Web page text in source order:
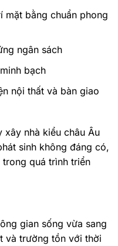
mặt bằng chuẩn phong
ngân sách
bạch
nội thất và bàn giao
nhà kiểu châu Âu
sinh không đáng có,
quá trình triển
gian sống vừa sang
và trường tồn với thời